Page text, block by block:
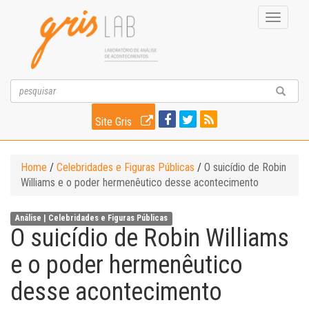
Toggle
Site Gris
Home / Celebridades e Figuras Públicas / O suicídio de Robin
Williams e o poder hermenêutico desse acontecimento
Análise | Celebridades e Figuras Públicas
O suicídio de Robin Williams
e o poder hermenêutico
desse acontecimento